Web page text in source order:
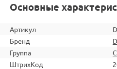
Основные
Артикул
Бренд
Группа
ШтрихКод